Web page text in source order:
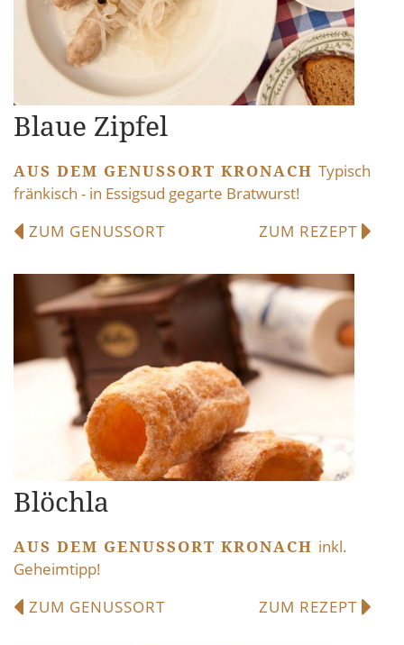
Blaue Zipfel
AUS DEM GENUSSORT KRONACH Typisch
fränkisch - in Essigsud gegarte Bratwurst!
ZUM GENUSSORT
ZUM REZEPT
Blöchla
AUS DEM GENUSSORT KRONACH inkl.
Geheimtipp!
ZUM GENUSSORT
ZUM REZEPT